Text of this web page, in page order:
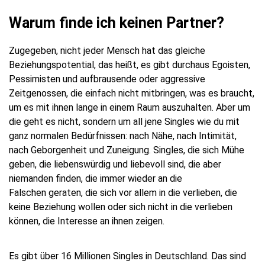
Warum finde ich keinen Partner?
Zugegeben, nicht jeder Mensch hat das gleiche
Beziehungspotential, das heißt, es gibt durchaus Egoisten,
Pessimisten und aufbrausende oder aggressive
Zeitgenossen, die einfach nicht mitbringen, was es braucht,
um es mit ihnen lange in einem Raum auszuhalten. Aber um
die geht es nicht, sondern um all jene Singles wie du mit
ganz normalen Bedürfnissen: nach Nähe, nach Intimität,
nach Geborgenheit und Zuneigung. Singles, die sich Mühe
geben, die liebenswürdig und liebevoll sind, die aber
niemanden finden, die immer wieder an die
Falschen geraten, die sich vor allem in die verlieben, die
keine Beziehung wollen oder sich nicht in die verlieben
können, die Interesse an ihnen zeigen.
Es gibt über 16 Millionen Singles in Deutschland. Das sind